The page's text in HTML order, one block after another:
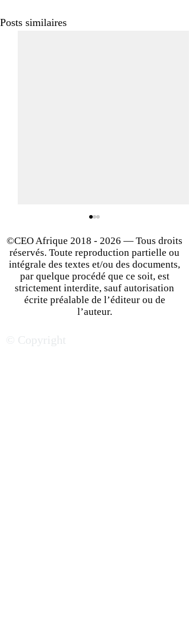
Posts similaires
Entreprendre au Gabon :
propulser
©CEO Afrique 2018 - 2026 — Tous droits
réservés. Toute reproduction partielle ou
intégrale des textes et/ou des documents,
par quelque procédé que ce soit, est
strictement interdite, sauf autorisation
écrite préalable de l’éditeur ou de
l’auteur.
© Copyright